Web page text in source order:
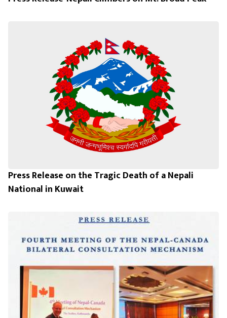
Press Release on the Tragic Death of a Nepali
National in Kuwait